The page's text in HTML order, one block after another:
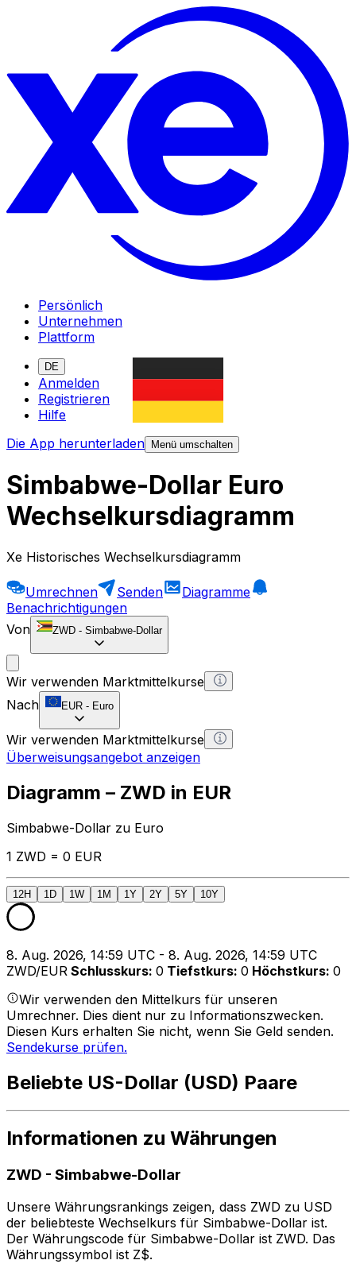
Persönlich
Unternehmen
Plattform
DE
Anmelden
Registrieren
Hilfe
Die App herunterladen
Menü umschalten
Simbabwe-Dollar Euro
Wechselkursdiagramm
Xe Historisches Wechselkursdiagramm
Umrechnen Senden
Diagramme
Benachrichtigungen
Von
ZWD - Simbabwe-Dollar
Wir verwenden Marktmittelkurse
Nach
EUR - Euro
Wir verwenden Marktmittelkurse
Überweisungsangebot anzeigen
Diagramm – ZWD in EUR
Simbabwe-Dollar zu Euro
1 ZWD = 0 EUR
12H 1D 1W 1M 1Y 2Y 5Y 10Y
8. Aug. 2026, 14:59 UTC - 8. Aug. 2026, 14:59 UTC
ZWD/EUR Schlusskurs: 0 Tiefstkurs: 0 Höchstkurs: 0
Wir verwenden den Mittelkurs für unseren
Umrechner. Dies dient nur zu Informationszwecken.
Diesen Kurs erhalten Sie nicht, wenn Sie Geld senden.
Sendekurse prüfen.
Beliebte US-Dollar (USD) Paare
Informationen zu Währungen
ZWD - Simbabwe-Dollar
Unsere Währungsrankings zeigen, dass ZWD zu USD
der beliebteste Wechselkurs für Simbabwe-Dollar ist.
Der Währungscode für Simbabwe-Dollar ist ZWD. Das
Währungssymbol ist Z$.